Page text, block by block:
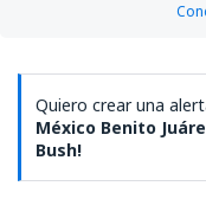
Quiero crear una
México Benito
Bush!